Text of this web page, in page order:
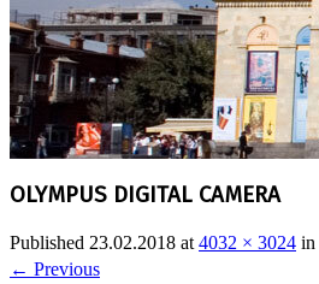
OLYMPUS DIGITAL CAMERA
Published 23.02.2018 at4032 × 3024 in
← Previous